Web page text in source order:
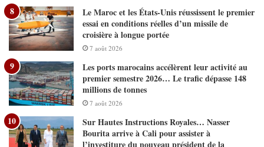
Le Maroc et les États-Unis réussissent le premier
essai en conditions réelles d’un missile de
croisière à longue portée
7 août 2026
Les ports marocains accélèrent leur activité au
premier semestre 2026… Le trafic dépasse 148
millions de tonnes
7 août 2026
Sur Hautes Instructions Royales… Nasser
Bourita arrive à Cali pour assister à
l’investiture du nouveau président de la